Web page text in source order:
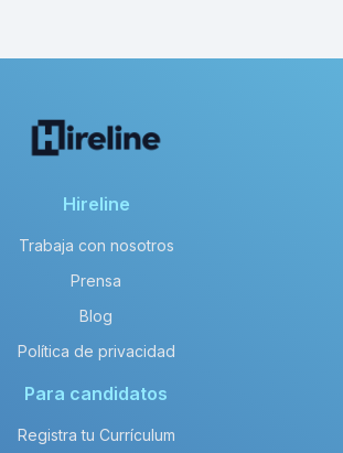
Hireline
Trabaja con nosotros
Prensa
Blog
Política de privacidad
Para candidatos
Registra tu Currículum